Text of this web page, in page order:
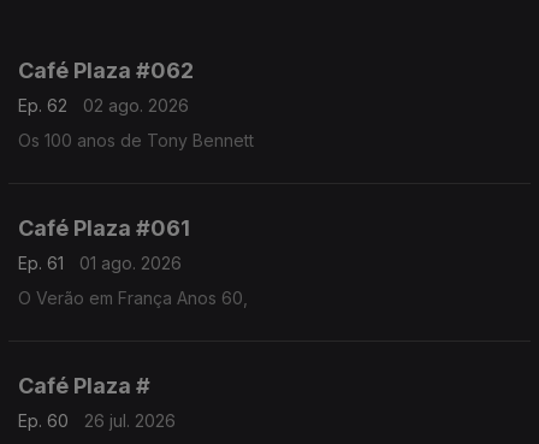
Café Plaza #062
Ep. 62
02 ago. 2026
Os 100 anos de Tony Bennett
Café Plaza #061
Ep. 61
01 ago. 2026
O Verão em França Anos 60,
Café Plaza #
Ep. 60
26 jul. 2026